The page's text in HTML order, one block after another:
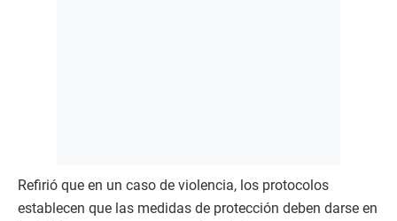
Refirió que en un caso de violencia, los protocolos
establecen que las medidas de protección deben darse en